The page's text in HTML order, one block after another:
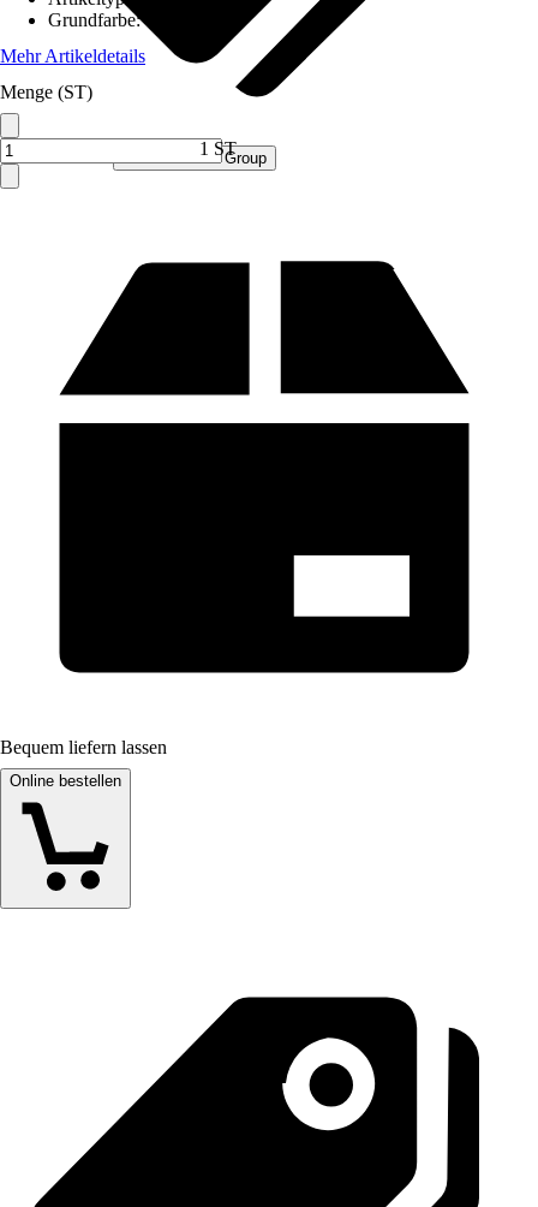
Verkauf durch: Procommerce Group
Grundfarbe:
Mehr Artikeldetails
Menge (ST)
1 ST
Bequem liefern lassen
Online bestellen